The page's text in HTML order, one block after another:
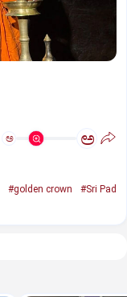
ಅ ಅ
#golden crown
#Sri Pad